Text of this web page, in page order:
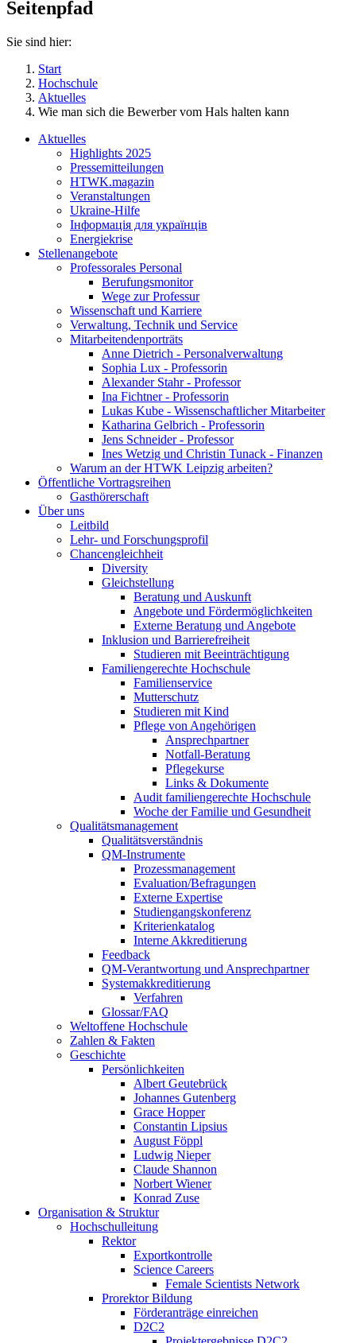
Seitenpfad
Sie sind hier:
Start
Hochschule
Aktuelles
Wie man sich die Bewerber vom Hals halten kann
Aktuelles
Highlights 2025
Pressemitteilungen
HTWK.magazin
Veranstaltungen
Ukraine-Hilfe
Інформація для українців
Energiekrise
Stellenangebote
Professorales Personal
Berufungsmonitor
Wege zur Professur
Wissenschaft und Karriere
Verwaltung, Technik und Service
Mitarbeitendenporträts
Anne Dietrich - Personalverwaltung
Sophia Lux - Professorin
Alexander Stahr - Professor
Ina Fichtner - Professorin
Lukas Kube - Wissenschaftlicher Mitarbeiter
Katharina Gelbrich - Professorin
Jens Schneider - Professor
Ines Wetzig und Christin Tunack - Finanzen
Warum an der HTWK Leipzig arbeiten?
Öffentliche Vortragsreihen
Gasthörerschaft
Über uns
Leitbild
Lehr- und Forschungsprofil
Chancengleichheit
Diversity
Gleichstellung
Beratung und Auskunft
Angebote und Fördermöglichkeiten
Externe Beratung und Angebote
Inklusion und Barrierefreiheit
Studieren mit Beeinträchtigung
Familiengerechte Hochschule
Familienservice
Mutterschutz
Studieren mit Kind
Pflege von Angehörigen
Ansprechpartner
Notfall-Beratung
Pflegekurse
Links & Dokumente
Audit familiengerechte Hochschule
Woche der Familie und Gesundheit
Qualitätsmanagement
Qualitätsverständnis
QM-Instrumente
Prozessmanagement
Evaluation/Befragungen
Externe Expertise
Studiengangskonferenz
Kriterienkatalog
Interne Akkreditierung
Feedback
QM-Verantwortung und Ansprechpartner
Systemakkreditierung
Verfahren
Glossar/FAQ
Weltoffene Hochschule
Zahlen & Fakten
Geschichte
Persönlichkeiten
Albert Geutebrück
Johannes Gutenberg
Grace Hopper
Constantin Lipsius
August Föppl
Ludwig Nieper
Claude Shannon
Norbert Wiener
Konrad Zuse
Organisation & Struktur
Hochschulleitung
Rektor
Exportkontrolle
Science Careers
Female Scientists Network
Prorektor Bildung
Förderanträge einreichen
D2C2